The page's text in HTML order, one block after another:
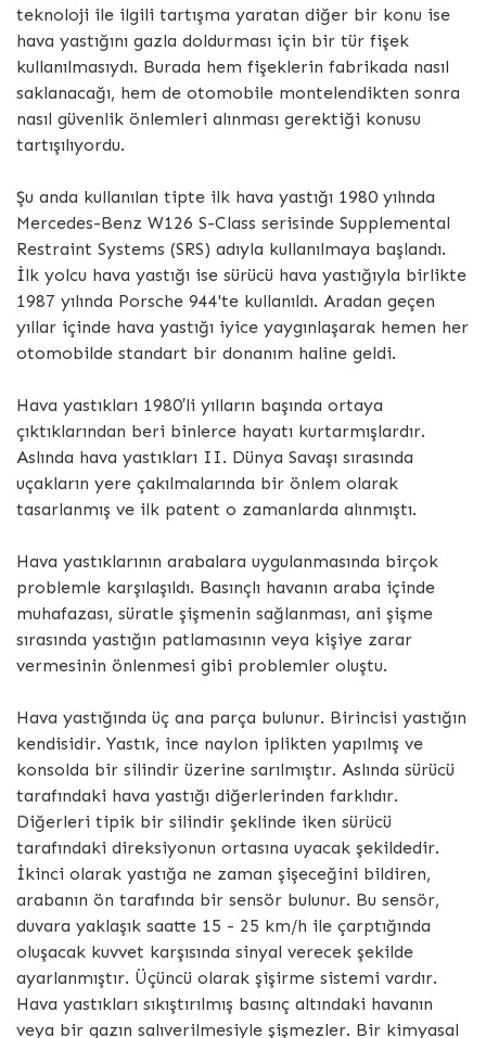
teknoloji ile ilgili tartışma yaratan diğer bir konu ise
hava yastığını gazla doldurması için bir tür fişek
kullanılmasıydı. Burada hem fişeklerin fabrikada nasıl
saklanacağı, hem de otomobile montelendikten sonra
nasıl güvenlik önlemleri alınması gerektiği konusu
tartışılıyordu.
Şu anda kullanılan tipte ilk hava yastığı 1980 yılında
Mercedes-Benz W126 S-Class serisinde Supplemental
Restraint Systems (SRS) adıyla kullanılmaya başlandı.
İlk yolcu hava yastığı ise sürücü hava yastığıyla birlikte
1987 yılında Porsche 944'te kullanıldı. Aradan geçen
yıllar içinde hava yastığı iyice yaygınlaşarak hemen her
otomobilde standart bir donanım haline geldi.
Hava yastıkları 1980′li yılların başında ortaya
çıktıklarından beri binlerce hayatı kurtarmışlardır.
Aslında hava yastıkları II. Dünya Savaşı sırasında
uçakların yere çakılmalarında bir önlem olarak
tasarlanmış ve ilk patent o zamanlarda alınmıştı.
Hava yastıklarının arabalara uygulanmasında birçok
problemle karşılaşıldı. Basınçlı havanın araba içinde
muhafazası, süratle şişmenin sağlanması, ani şişme
sırasında yastığın patlamasının veya kişiye zarar
vermesinin önlenmesi gibi problemler oluştu.
Hava yastığında üç ana parça bulunur. Birincisi yastığın
kendisidir. Yastık, ince naylon iplikten yapılmış ve
konsolda bir silindir üzerine sarılmıştır. Aslında sürücü
tarafındaki hava yastığı diğerlerinden farklıdır.
Diğerleri tipik bir silindir şeklinde iken sürücü
tarafındaki direksiyonun ortasına uyacak şekildedir.
İkinci olarak yastığa ne zaman şişeceğini bildiren,
arabanın ön tarafında bir sensör bulunur. Bu sensör,
duvara yaklaşık saatte 15 - 25 km/h ile çarptığında
oluşacak kuvvet karşısında sinyal verecek şekilde
ayarlanmıştır. Üçüncü olarak şişirme sistemi vardır.
Hava yastıkları sıkıştırılmış basınç altındaki havanın
veya bir gazın salıverilmesiyle şişmezler. Bir kimyasal